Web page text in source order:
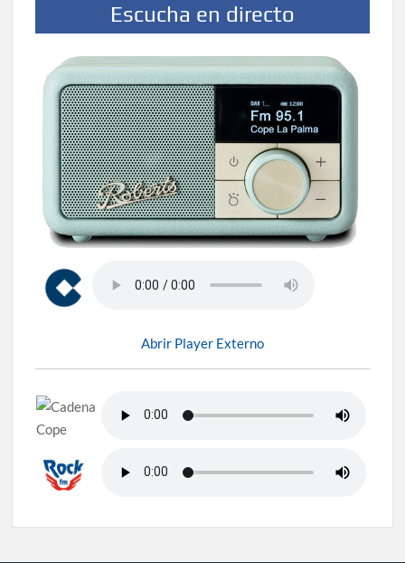
Escucha en directo
Abrir Player Externo